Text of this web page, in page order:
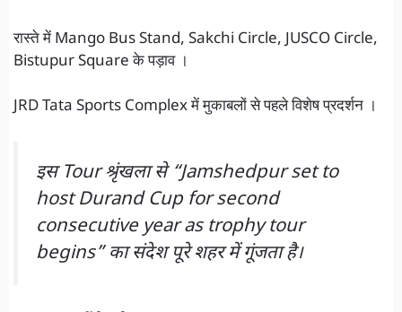
रास्ते में Mango Bus Stand, Sakchi Circle, JUSCO Circle,
Bistupur Square के पड़ाव ।
JRD Tata Sports Complex में मुकाबलों से पहले विशेष प्रदर्शन ।
इस Tour श्रृंखला से “Jamshedpur set to
host Durand Cup for second
consecutive year as trophy tour
begins” का संदेश पूरे शहर में गूंजता है।